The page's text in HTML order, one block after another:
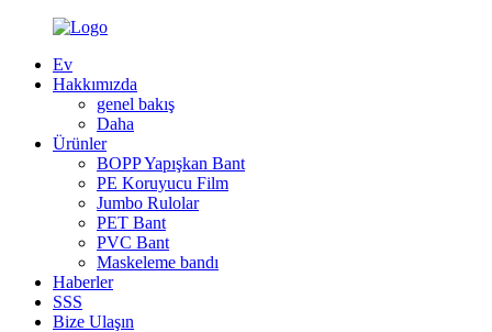
Ev
Hakkımızda
genel bakış
Daha
Ürünler
BOPP Yapışkan Bant
PE Koruyucu Film
Jumbo Rulolar
PET Bant
PVC Bant
Maskeleme bandı
Haberler
SSS
Bize Ulaşın